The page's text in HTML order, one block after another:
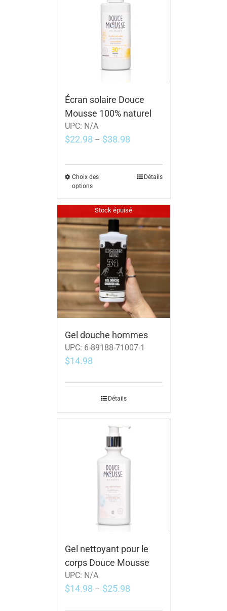
Écran solaire Douce
Mousse 100% naturel
UPC: N/A
$22.98 – $38.98
Choix des
options
Détails
Stock épuisé
Gel douche hommes
UPC: 6-89188-71007-1
$14.98
Détails
Gel nettoyant pour le
corps Douce Mousse
UPC: N/A
$14.98 – $25.98